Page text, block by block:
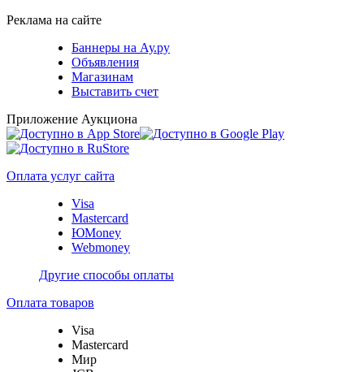
Реклама на сайте
Баннеры на Ау.ру
Объявления
Магазинам
Выставить счет
Приложение Аукциона
Оплата услуг сайта
Visa
Mastercard
ЮMoney
Webmoney
Другие способы оплаты
Оплата товаров
Visa
Mastercard
Мир